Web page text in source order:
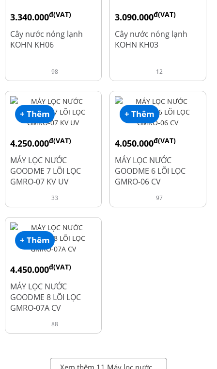
3.340.000đ(VAT)
Cây nước nóng lạnh
KOHN KH06
98
3.090.000đ(VAT)
Cây nước nóng lạnh
KOHN KH03
12
+ Thêm
4.250.000đ(VAT)
6.050.000
MÁY LỌC NƯỚC
GOODME 7 LÕI LỌC
GMRO-07 KV UV
33
+ Thêm
4.050.000đ(VAT)
5.250.000
MÁY LỌC NƯỚC
GOODME 6 LÕI LỌC
GMRO-06 CV
97
+ Thêm
4.450.000đ(VAT)
6.250.000
MÁY LỌC NƯỚC
GOODME 8 LÕI LỌC
GMRO-07A CV
88
Xem thêm 11 Máy lọc nước